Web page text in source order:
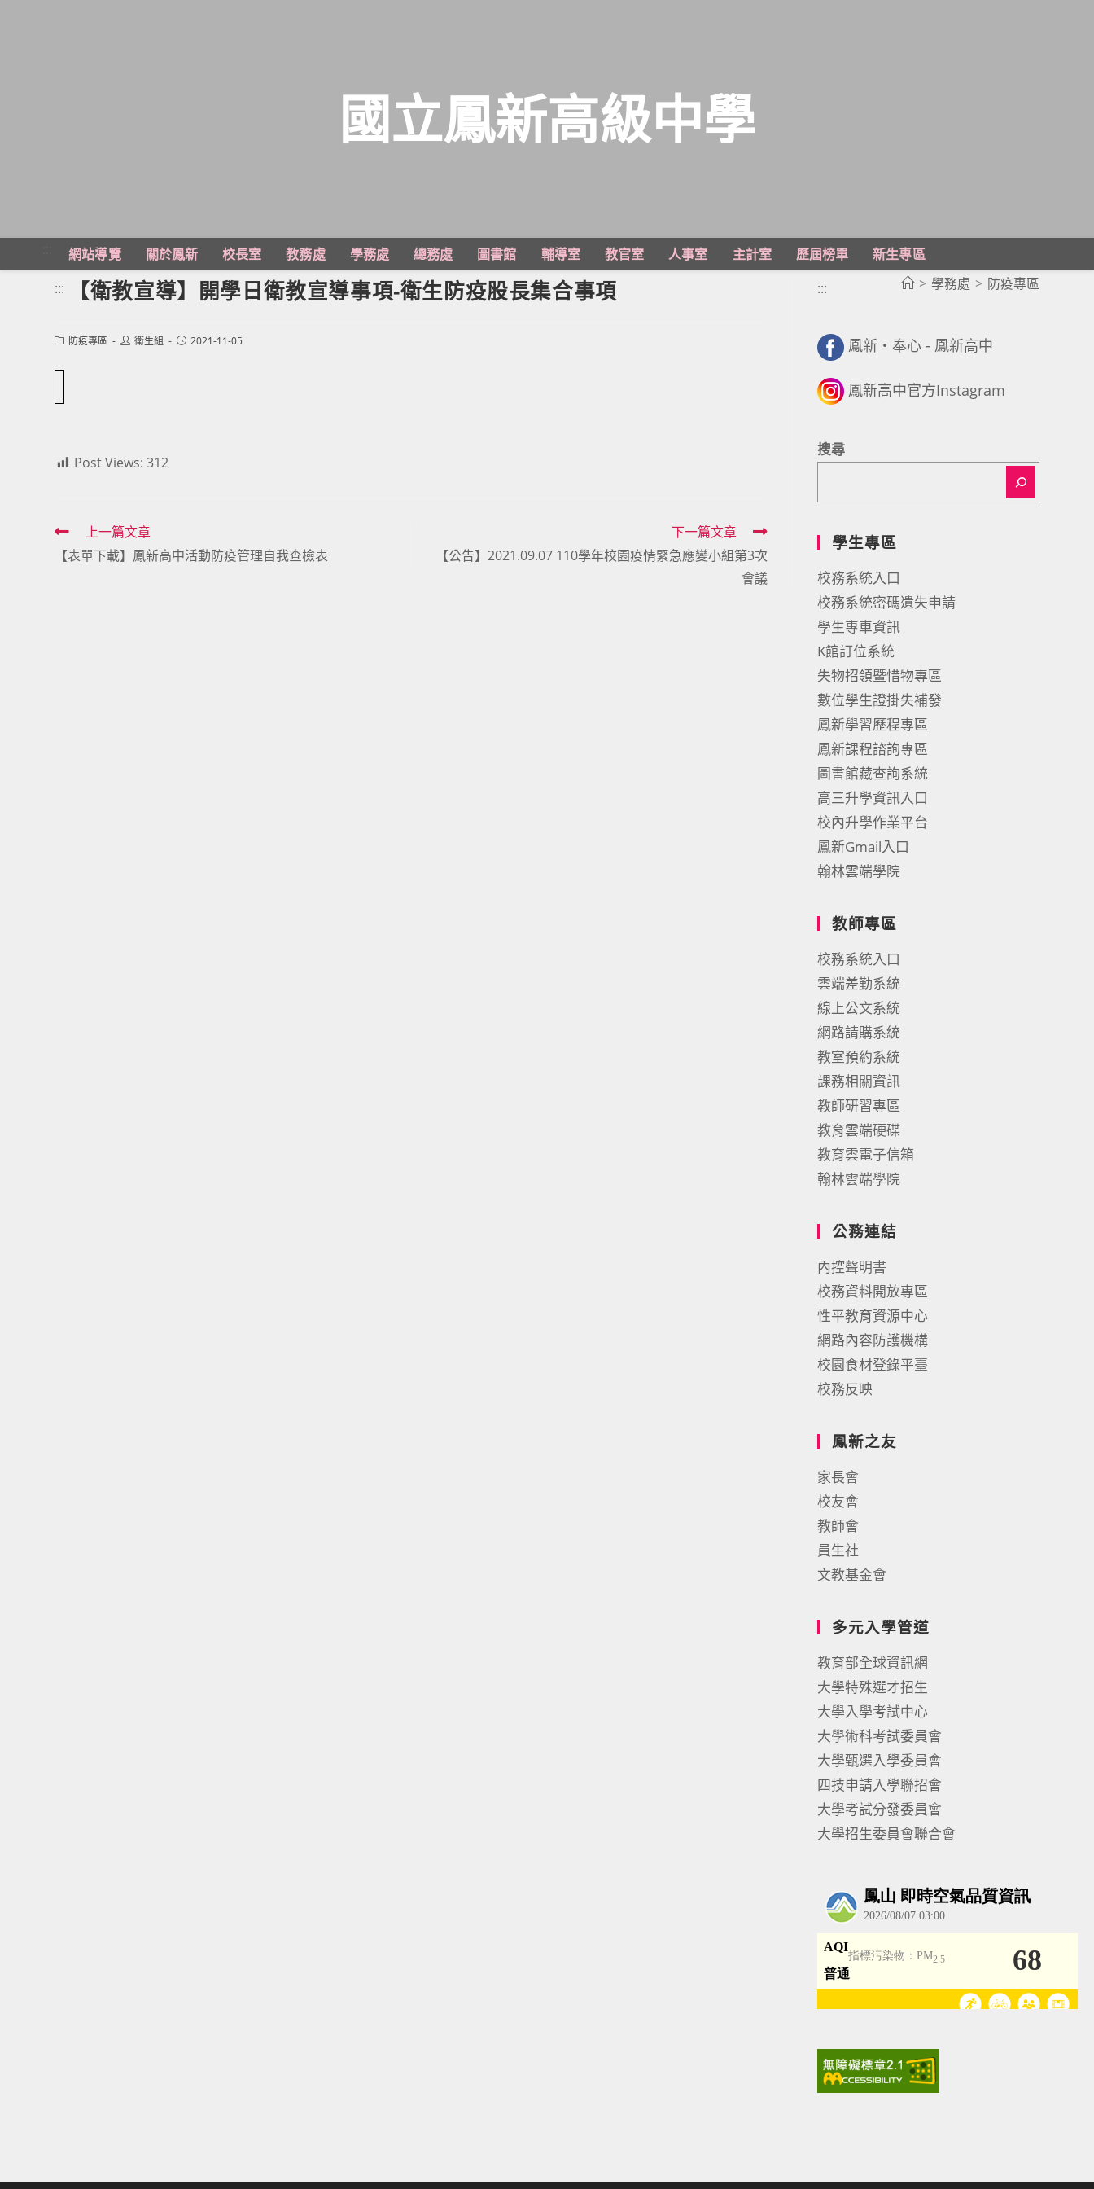
主
國立鳳新高級中學
網站導覽 關於鳳新 校長室 教務處 學務處 總務處 圖書館 輔導室 教官室 人事室 主計室 歷屆榜單
新生專區
> 學務處 > 防疫專區
::: 【衛教宣導】開學日衛教宣導事項-衛生防疫股長集合事項
Post防疫專區
Post衛生組
Post2021-11-05
Post Views: 312
Read
more
上一篇文章
【表單下載】鳳新高中活動防疫管理自我查檢表
下一篇文章
【公告】2021.09.07 110學年校園疫情緊急應變小組第3次
會議
:::
鳳新・奉心 - 鳳新高中
鳳新高中官方Instagram
搜尋
學生專區
校務系統入口
校務系統密碼遺失申請
學生專車資訊
K館訂位系統
失物招領暨惜物專區
數位學生證掛失補發
鳳新學習歷程專區
鳳新課程諮詢專區
圖書館藏查詢系統
高三升學資訊入口
校內升學作業平台
鳳新Gmail入口
翰林雲端學院
教師專區
校務系統入口
雲端差勤系統
線上公文系統
網路請購系統
教室預約系統
課務相關資訊
教師研習專區
教育雲端硬碟
教育雲電子信箱
翰林雲端學院
公務連結
內控聲明書
校務資料開放專區
性平教育資源中心
網路內容防護機構
校園食材登錄平臺
校務反映
鳳新之友
家長會
校友會
教師會
員生社
文教基金會
多元入學管道
教育部全球資訊網
大學特殊選才招生
大學入學考試中心
大學術科考試委員會
大學甄選入學委員會
四技申請入學聯招會
大學考試分發委員會
大學招生委員會聯合會